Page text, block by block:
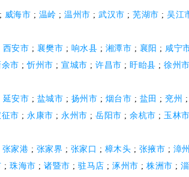
; 威海市 ; 温岭 ; 温州市 ; 武汉市 ; 芜湖市 ; 吴江
西安市 ; 襄樊市 ; 响水县 ; 湘潭市 ; 襄阳 ; 咸宁
余市 ;忻州市 ; 宣城市 ; 许昌市 ; 盱眙县 ; 徐州市
延安市 ; 盐城市 ; 扬州市 ; 烟台市 ; 盐田 ; 兖州 ;
市 ; 永康市 ; 永州市 ; 岳阳市 ; 余杭市 ; 玉林市
张家港 ; 张家界 ; 张家口 ; 樟木头 ; 张掖市 ; 漳
; 珠海市 ; 诸暨市 ; 驻马店 ; 涿州市 ; 株洲市 ;